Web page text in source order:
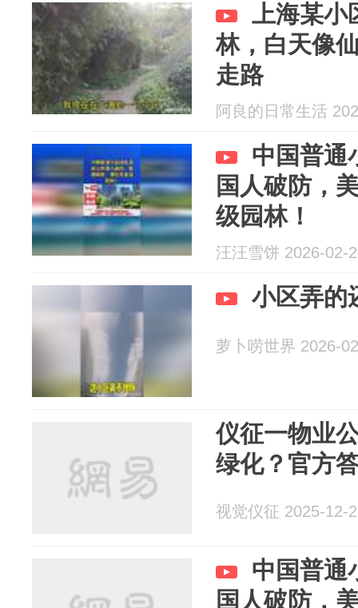
上海某小
林，白天像
走路
阿良的日常生活
中国普通
国人破防，
级园林！
汪汪雪饼 2026-02-
小区弄的
萝卜唠世界 2026-
仪征一物业
绿化？官方
视觉仪征 2025-12-
中国普通
国人破防，